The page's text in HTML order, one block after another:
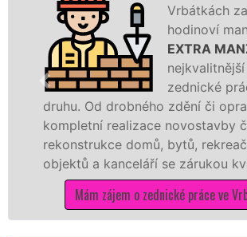
Vrbátkách zajišťují naši
hodinoví manželé sítě
EXTRA MANŽELty
nejkvalitnější a levné
zednické práce všeho
Od drobného zdění či oprav až po
realizace novostavby či kompletní
domů, bytů, rekreačních
a kanceláří se zárukou kvality.
Mám zájem o zednické práce ve Vrbátkách